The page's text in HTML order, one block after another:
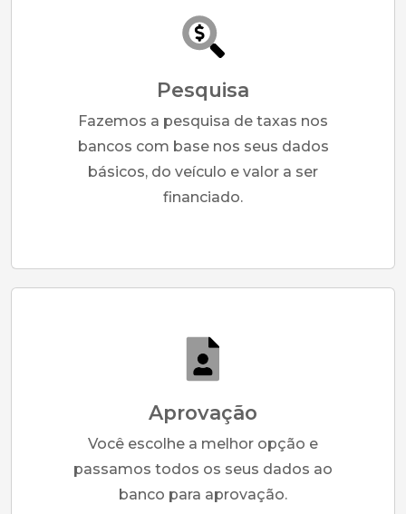
Pesquisa
Fazemos a pesquisa de taxas nos
bancos com base nos seus dados
básicos, do veículo e valor a ser
financiado.
Aprovação
Você escolhe a melhor opção e
passamos todos os seus dados ao
banco para aprovação.